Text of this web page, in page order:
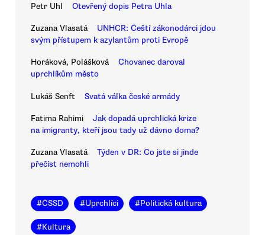
Petr Uhl Otevřený dopis Petra Uhla
Zuzana Vlasatá
UNHCR: Čeští zákonodárci jdou
svým přístupem k azylantům proti Evropě
Horáková, Polášková
Chovanec daroval
uprchlíkům město
Lukáš Senft Svatá válka české armády
Fatima Rahimi
Jak dopadá uprchlická krize
na imigranty, kteří jsou tady už dávno doma?
Zuzana Vlasatá
Týden v DR: Co jste si jinde
přečíst nemohli
#ČSSD #Uprchlíci #Politická kultura
#Kultura